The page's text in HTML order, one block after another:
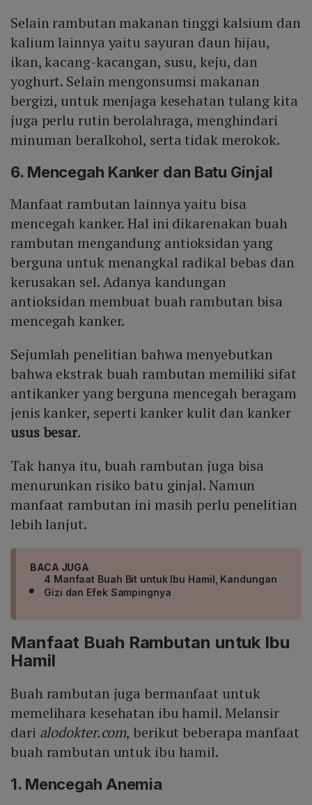
Selain rambutan makanan tinggi kalsium dan
kalium lainnya yaitu sayuran daun hijau,
ikan, kacang-kacangan, susu, keju, dan
yoghurt. Selain mengonsumsi makanan
bergizi, untuk menjaga kesehatan tulang kita
juga perlu rutin berolahraga, menghindari
minuman beralkohol, serta tidak merokok.
6. Mencegah Kanker dan Batu Ginjal
Manfaat rambutan lainnya yaitu bisa
mencegah kanker. Hal ini dikarenakan buah
rambutan mengandung antioksidan yang
berguna untuk menangkal radikal bebas dan
kerusakan sel. Adanya kandungan
antioksidan membuat buah rambutan bisa
mencegah kanker.
Sejumlah penelitian bahwa menyebutkan
bahwa ekstrak buah rambutan memiliki sifat
antikanker yang berguna mencegah beragam
jenis kanker, seperti kanker kulit dan kanker
usus besar.
Tak hanya itu, buah rambutan juga bisa
menurunkan risiko batu ginjal. Namun
manfaat rambutan ini masih perlu penelitian
lebih lanjut.
BACA JUGA
4 Manfaat Buah Bit untuk Ibu Hamil, Kandungan
Gizi dan Efek Sampingnya
Manfaat Buah Rambutan untuk Ibu
Hamil
Buah rambutan juga bermanfaat untuk
memelihara kesehatan ibu hamil. Melansir
dari alodokter.com, berikut beberapa manfaat
buah rambutan untuk ibu hamil.
1. Mencegah Anemia